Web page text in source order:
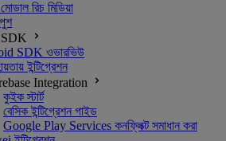
রিচ মিডিয়া
SDK ওভারভিউ
ইন্টিগ্রেশন
Integration
কুইক স্টার্ট
বেসিক ইন্টিগ্রেশন গাইড
Google Play Services কনফ্লিক্ট সমাধান করা